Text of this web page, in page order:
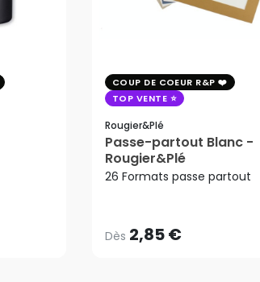
COUP DE COEUR R&P
TOP VENTE
Rougier&plé
Passe-partout Blanc -
Rougier&Plé
26 Formats passe partout
Dès 2,85 €
Dès2,85 €